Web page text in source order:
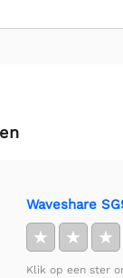
Waveshare
★ ★ ★
Klik op een ster